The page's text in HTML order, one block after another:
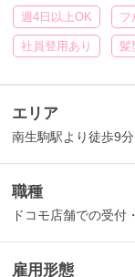
週4日以上OK フ
社員登用あり 髪
エリア
南生駒駅より徒歩9
職種
ドコモ店舗での受
雇用形態